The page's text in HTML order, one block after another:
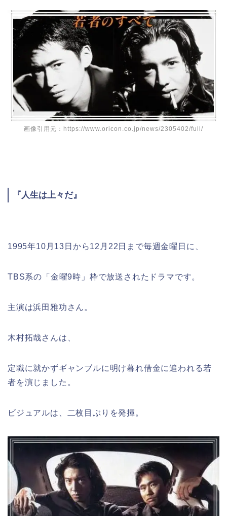
画像引用元：https://www.oricon.co.jp/news/2305402/full/
『人生は上々だ』
1995年10月13日から12月22日まで毎週金曜日に、
TBS系の「金曜9時」枠で放送されたドラマです。
主演は浜田雅功さん。
木村拓哉さんは、
定職に就かずギャンブルに明け暮れ借金に追われる若
者を演じました。
ビジュアルは、二枚目ぶりを発揮。